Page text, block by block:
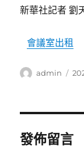
新華社記者 劉
會議室出租
作
admin
發
發佈留言